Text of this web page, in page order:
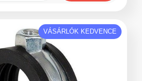
VÁSÁRLÓK KEDVENCE